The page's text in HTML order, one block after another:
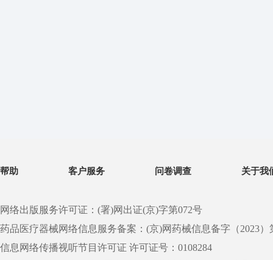
帮助 客户服务 问卷调查 关于我
网络出版服务许可证：(署)网出证(京)字第072号
药品医疗器械网络信息服务备案：(京)网药械信息备字（2023）
信息网络传播视听节目许可证 许可证号：0108284